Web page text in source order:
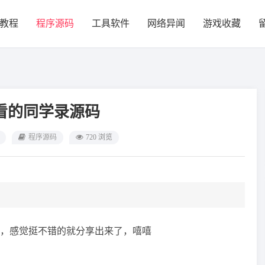
程 程序源码 工具软件 网络异闻 游戏收藏
的同学录源码
程序源码 720 浏览
感觉挺不错的就分享出来了，嘻嘻